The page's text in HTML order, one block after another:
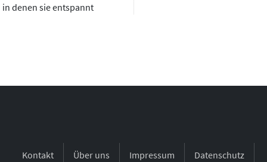
in denen sie entspannt
Kontakt Über uns Impressum Datenschutz